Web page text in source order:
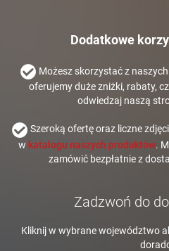
Dodatkowe
Możesz skorzystać z
oferujemy duże zniżki, rabaty,
odwiedzaj naszą
Szeroką ofertę oraz liczne
w katalogu naszych produktów.
zamówić bezpłatnie z
Zadzwoń do
Kliknij w wybrane województwo